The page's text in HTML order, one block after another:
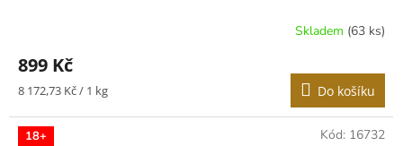
produktu
je
z
Skladem (63 ks)
899 Kč
Měrná
8 172,73 Kč / 1 kg Do košíku
18+ Kód: 16732